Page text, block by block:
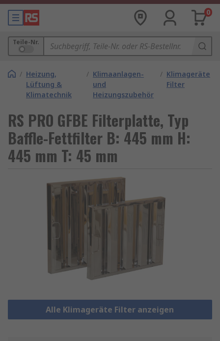
0
Teile-Nr.
/ Heizung,
Lüftung &
Klimatechnik
/ Klimaanlagen-
und
Heizungszubehör
/ Klimageräte
Filter
RS PRO GFBE Filterplatte, Typ
Baffle-Fettfilter B: 445 mm H:
445 mm T: 45 mm
Alle Klimageräte Filter anzeigen